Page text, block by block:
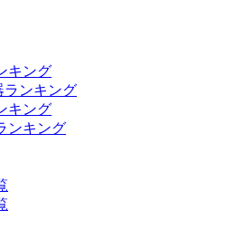
キング
ランキング
キング
ンキング